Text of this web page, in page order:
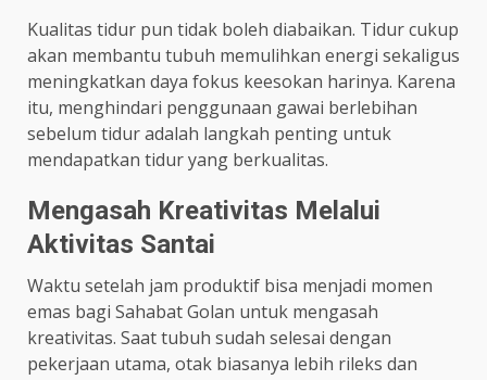
Kualitas tidur pun tidak boleh diabaikan. Tidur cukup
akan membantu tubuh memulihkan energi sekaligus
meningkatkan daya fokus keesokan harinya. Karena
itu, menghindari penggunaan gawai berlebihan
sebelum tidur adalah langkah penting untuk
mendapatkan tidur yang berkualitas.
Mengasah Kreativitas Melalui
Aktivitas Santai
Waktu setelah jam produktif bisa menjadi momen
emas bagi Sahabat Golan untuk mengasah
kreativitas. Saat tubuh sudah selesai dengan
pekerjaan utama, otak biasanya lebih rileks dan